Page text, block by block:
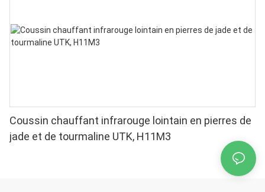
Coussin chauffant infrarouge lointain en pierres de
jade et de tourmaline UTK, H11M3